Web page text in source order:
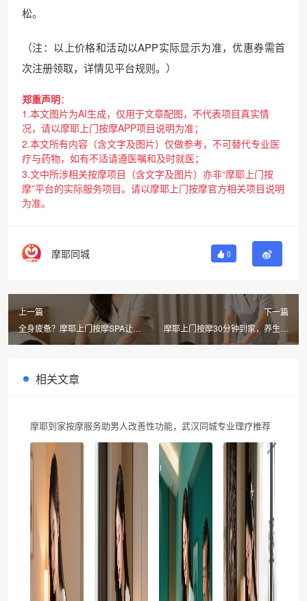
松。
（注：以上价格和活动以APP实际显示为准，优惠券需首
次注册领取，详情见平台规则。）
郑重声明：
1.本文图片为AI生成，仅用于文章配图，不代表项目真实情
况，请以摩耶上门按摩APP项目说明为准；
2.本文所有内容（含文字及图片）仅做参考，不可替代专业医
疗与药物，如有不适请遵医嘱和及时就医；
3.文中所涉相关按摩项目（含文字及图片）亦非“摩耶上门按
摩”平台的实际服务项目。请以摩耶上门按摩官方相关项目说明
为准。
摩耶同城 0
上一篇
全身疲惫？摩耶上门按摩SPA让你
60分钟满血复活！
下一篇
摩耶上门按摩30分钟到家，养生理
疗SPA中心级经络调理
相关文章
摩耶到家按摩服务助男人改善性功能，武汉同城专业理疗推荐